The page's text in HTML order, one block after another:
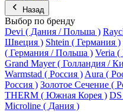
Назад
Выбор по бренду
Devi ( Дания / Польша )
Швеция ) Shtein ( Германия )
( Германия / Польша ) Veria
Grand Mayer ( Голландия /
Warmstad ( Россия ) Aura (
Россия ) Золотое Сечение (
THERM ( Южная Корея )
Microline ( Дания )